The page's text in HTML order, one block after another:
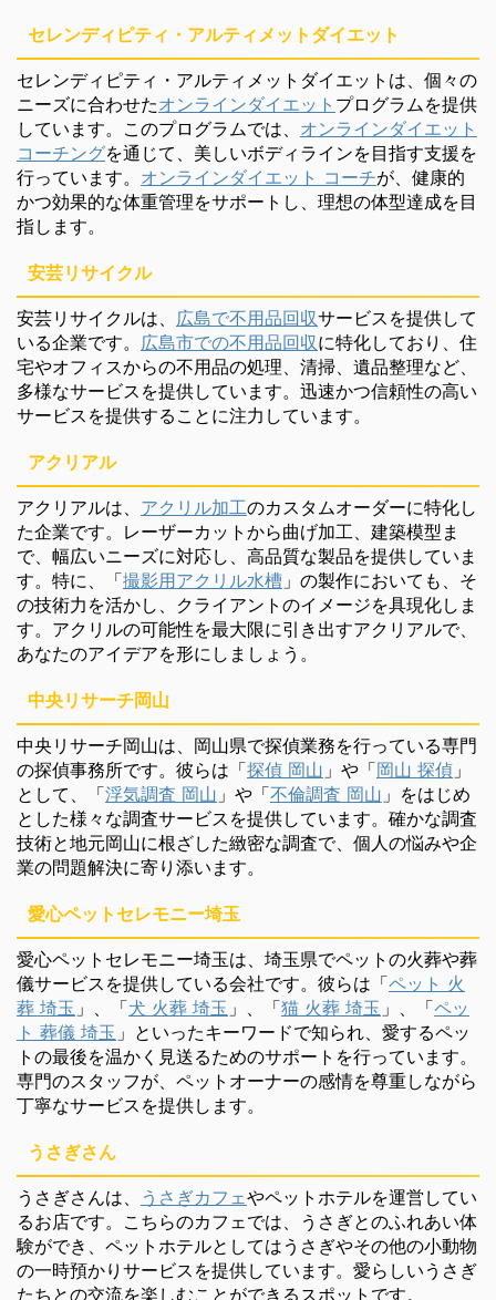
セレンディピティ・アルティメットダイエット
セレンディピティ・アルティメットダイエットは、個々の
ニーズに合わせたオンラインダイエット プログラムを提供
しています。このプログラムでは、 オンラインダイエット
コーチングを通じて、美しいボディラインを目指す支援を
行っています。 オンラインダイエット コーチが、健康的
かつ効果的な体重管理をサポートし、理想の体型達成を目
指します。
安芸リサイクル
安芸リサイクルは、 広島で不用品回収サービスを提供して
いる企業です。 広島市での不用品回収に特化しており、住
宅やオフィスからの不用品の処理、清掃、遺品整理など、
多様なサービスを提供しています。迅速かつ信頼性の高い
サービスを提供することに注力しています。
アクリアル
アクリアルは、 アクリル加工のカスタムオーダーに特化し
た企業です。レーザーカットから曲げ加工、建築模型ま
で、幅広いニーズに対応し、高品質な製品を提供していま
す。特に、「撮影用アクリル水槽 」の製作においても、そ
の技術力を活かし、クライアントのイメージを具現化しま
す。アクリルの可能性を最大限に引き出すアクリアルで、
あなたのアイデアを形にしましょう。
中央リサーチ岡山
中央リサーチ岡山は、岡山県で探偵業務を行っている専門
の探偵事務所です。彼らは「探偵 岡山 」や「岡山 探偵 」
として、「浮気調査 岡山 」や「不倫調査 岡山 」をはじめ
とした様々な調査サービスを提供しています。確かな調査
技術と地元岡山に根ざした緻密な調査で、個人の悩みや企
業の問題解決に寄り添います。
愛心ペットセレモニー埼玉
愛心ペットセレモニー埼玉は、埼玉県でペットの火葬や葬
儀サービスを提供している会社です。彼らは「ペット 火
葬 埼玉 」、「犬 火葬 埼玉 」、「猫 火葬 埼玉 」、「ペッ
ト 葬儀 埼玉 」といったキーワードで知られ、愛するペッ
トの最後を温かく見送るためのサポートを行っています。
専門のスタッフが、ペットオーナーの感情を尊重しながら
丁寧なサービスを提供します。
うさぎさん
うさぎさんは、 うさぎカフェやペットホテルを運営してい
るお店です。こちらのカフェでは、うさぎとのふれあい体
験ができ、ペットホテルとしてはうさぎやその他の小動物
の一時預かりサービスを提供しています。愛らしいうさぎ
たちとの交流を楽しむことができるスポットです。